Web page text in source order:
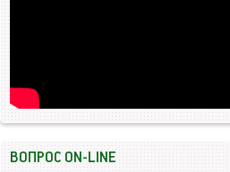
ВОПРОС ON-LINE